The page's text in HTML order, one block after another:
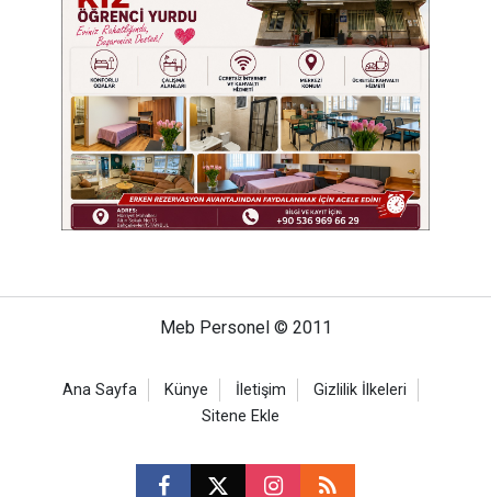
Meb Personel © 2011
Ana Sayfa Künye İletişim
Gizlilik İlkeleri
Sitene Ekle